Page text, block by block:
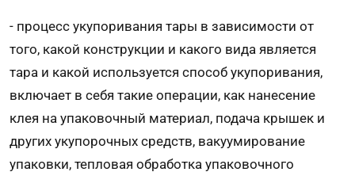
- процесс укупоривания тары в зависимости от
того, какой конструкции и какого вида является
тара и какой используется способ укупоривания,
включает в себя такие операции, как нанесение
клея на упаковочный материал, подача крышек и
других укупорочных средств, вакуумирование
упаковки, тепловая обработка упаковочного